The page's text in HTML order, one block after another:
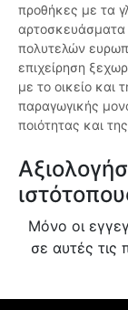
προθήκες με τα
αρτοσκευάσματα
πολυτελών
επιχείρηση
με το οικείο και
παραγωγικής
ποιότητας και
Μόνο οι
σε αυτές τις